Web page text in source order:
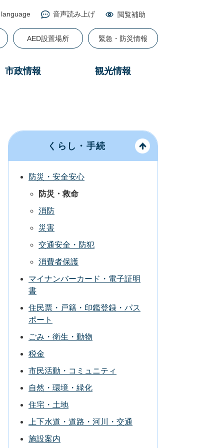
音声読み上げ 閲覧補助
AED設置場所 緊急・防災情報
市政情報 観光情報
くらし・手続
防災・安全安心
防災・救命
消防
災害
交通安全・防犯
消費者保護
マイナンバーカード・電子証明
書
住民票・戸籍・印鑑登録・パス
ポート
ごみ・衛生・動物
税金
市民活動・コミュニティ
自然・環境・緑化
住宅・土地
上下水道・道路・河川・交通
施設案内